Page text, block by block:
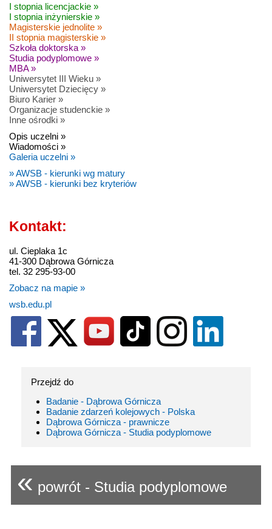
I stopnia licencjackie »
I stopnia inżynierskie »
Magisterskie jednolite »
II stopnia magisterskie »
Szkoła doktorska »
Studia podyplomowe »
MBA »
Uniwersytet III Wieku »
Uniwersytet Dziecięcy »
Biuro Karier »
Organizacje studenckie »
Inne ośrodki »
Opis uczelni »
Wiadomości »
Galeria uczelni »
» AWSB - kierunki wg matury
» AWSB - kierunki bez kryteriów
Kontakt:
ul. Cieplaka 1c
41-300 Dąbrowa Górnicza
tel. 32 295-93-00
Zobacz na mapie »
wsb.edu.pl
Przejdź do
Badanie - Dąbrowa Górnicza
Badanie zdarzeń kolejowych - Polska
Dąbrowa Górnicza - prawnicze
Dąbrowa Górnicza - Studia podyplomowe
« powrót - Studia podyplomowe